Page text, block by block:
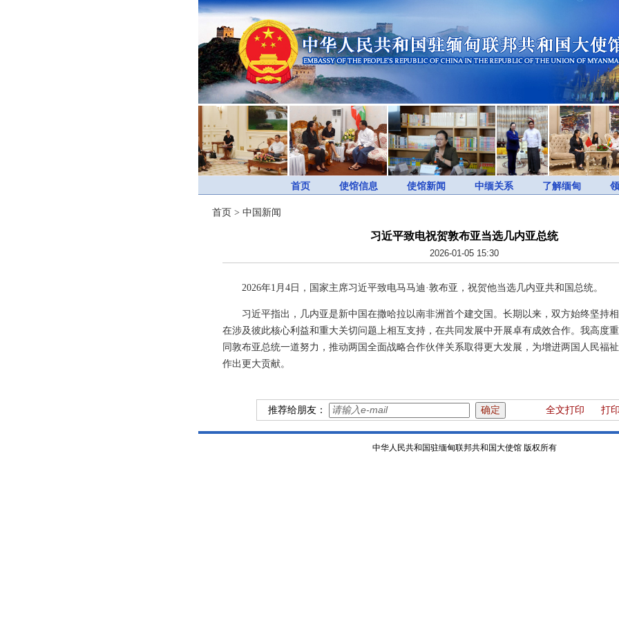
首页 使馆信息 使馆新闻 中缅关系 了解缅甸
首页 > 中国新闻
习近平致电祝贺敦布亚当选几内亚总统
2026-01-05 15:30
2026年1月4日，国家主席习近平致电马马迪·敦布亚，祝贺他当选几内亚共和国总统。
习近平指出，几内亚是新中国在撒哈拉以南非洲首个建交国。长期以来，双方始终坚持
在涉及彼此核心利益和重大关切问题上相互支持，在共同发展中开展卓有成效合作。我高度
同敦布亚总统一道努力，推动两国全面战略合作伙伴关系取得更大发展，为增进两国人民福
作出更大贡献。
推荐给朋友： 全文打印 打
中华人民共和国驻缅甸联邦共和国大使馆 版权所有